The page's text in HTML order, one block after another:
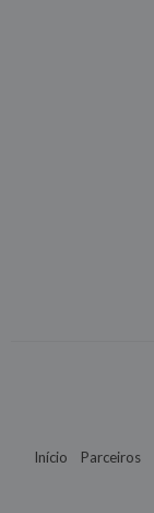
Início Parceiros